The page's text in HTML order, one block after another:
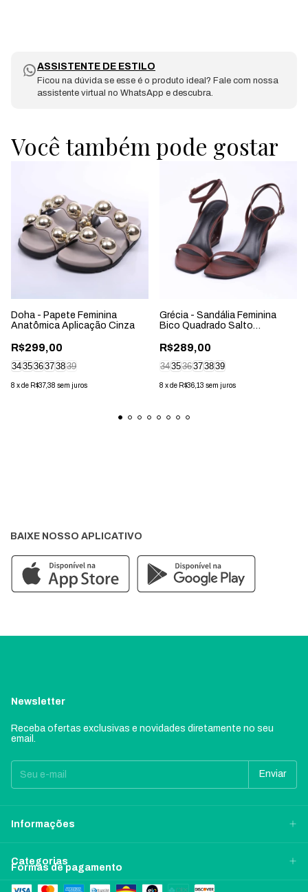
ASSISTENTE DE ESTILO
Ficou na dúvida se esse é o produto ideal? Fale com nossa
assistente virtual no WhatsApp e descubra.
Você também pode gostar
Doha - Papete Feminina
Anatômica Aplicação Cinza
R$299,00
343536373839
8 xde R$37,38 sem juros
Grécia - Sandália Feminina
Bico Quadrado Salto
R$289,00
343536373839
8 xde R$36,13 sem juros
BAIXE NOSSO APLICATIVO
Newsletter
Receba ofertas exclusivas e novidades diretamente no seu
email.
Informações
Categorias
Formas de pagamento